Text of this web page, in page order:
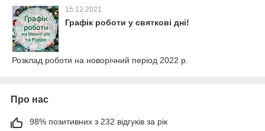
15.12.2021
Графік роботи у святкові дні!
Розклад роботи на новорічний період 2022 р.
Про нас
98% позитивних з 232 відгуків за рік